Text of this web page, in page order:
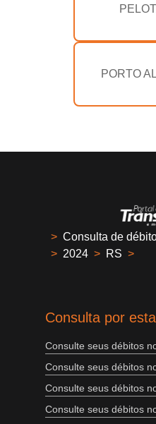
PORTO
> Consulta de
> 2024 > RS >
Consulta por
Consulte seus débitos
Consulte seus débitos
Consulte seus débitos
Consulte seus débitos